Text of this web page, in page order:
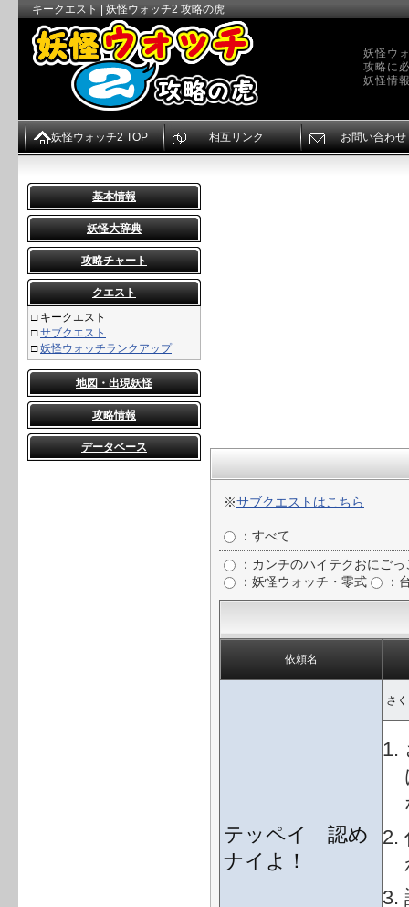
キークエスト | 妖怪ウォッチ2 攻略の虎
妖怪ウ
攻略に
妖怪情
基本情報
妖怪大辞典
攻略チャート
クエスト
□ キークエスト
□サブクエスト
□妖怪ウォッチランクアップ
地図・出現妖怪
攻略情報
データベース
※サブクエストはこちら
：すべて
：カンチのハイテクおにごっ
：妖怪ウォッチ・零式
：
依頼名
テッペイ 認め
ナイよ！
さ
妖怪ウォッチ2 TOP 相互リンク お問い合わせ